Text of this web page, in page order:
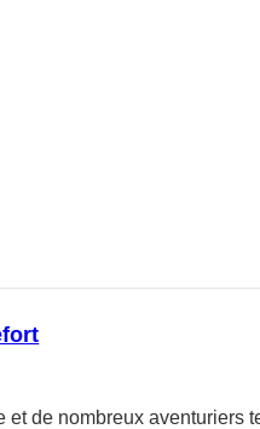
de nombreux aventuriers